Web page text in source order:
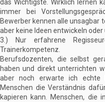
das Wichtigste. Wirklich lernen
immer bei
Bewerber kennen alle unsagbar
aber keine Ideen entwickeln oder
3.) Nur erfahrene
Trainerkompetenz.
Berufsdozenten, die selbst
haben und direkt unterrichten
aber noch erwarte ich echte
Menschen die Verständnis
kapieren kann. Menschen, die